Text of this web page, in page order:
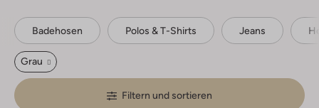
Badehosen Polos & T-Shirts Jeans
Grau
Filtern und sortieren